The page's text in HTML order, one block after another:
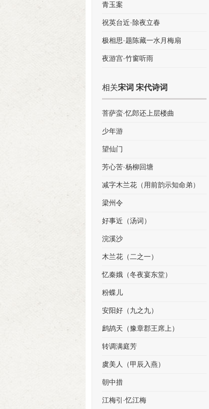
青玉案
祝英台近·除夜立春
极相思·题陈藏一水月梅扇
夜游宫·竹窗听雨
相关宋词 宋代诗词
菩萨蛮·忆郎还上层楼曲
少年游
望仙门
芳心苦·杨柳回塘
减字木兰花（用前韵示知命弟）
梁州令
好事近（汤词）
浣溪沙
木兰花（二之一）
忆秦娥（冬夜宴东堂）
粉蝶儿
安阳好（九之九）
鹧鸪天（豫章郡王席上）
转调满庭芳
虞美人（甲辰入燕）
朝中措
江梅引·忆江梅